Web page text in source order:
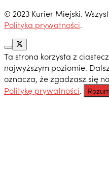
© 2023 Kurier Miejski.
Polityka prywatności.
Ta strona korzysta z
najwyższym poziomie.
oznacza, że zgadzasz się
Politykę prywatności.